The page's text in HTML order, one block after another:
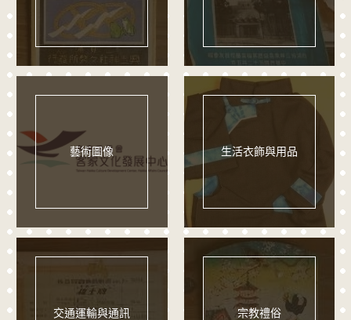
藝術圖像 生活衣飾與用品
交通運輸與通訊 宗教禮俗